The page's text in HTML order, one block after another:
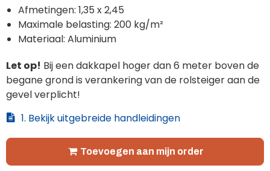
Afmetingen: 1,35 x 2,45
Maximale belasting: 200 kg/m²
Materiaal: Aluminium
Let op! Bij een dakkapel hoger dan 6 meter boven de
begane grond is verankering van de rolsteiger aan de
gevel verplicht!
1. Bekijk uitgebreide handleidingen
Toevoegen aan mijn order